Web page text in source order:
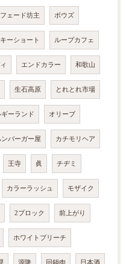
フェード坊主 ボウズ
ーショート ループカフェ
エンドカラー 和歌山
生石高原 とれとれ市場
ギーランド オリーブ
ンバーガー屋 カチモリヘア
王寺 眞 チヂミ
カラーラッシュ モザイク
2ブロック 前上がり
ホワイトブリーチ
源隆 回鍋肉 日本酒